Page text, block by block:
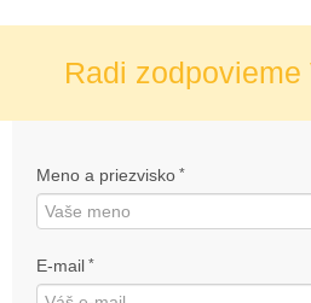
Radi
Meno a priezvisko *
E-mail *